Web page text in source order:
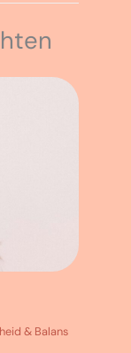
& Balans